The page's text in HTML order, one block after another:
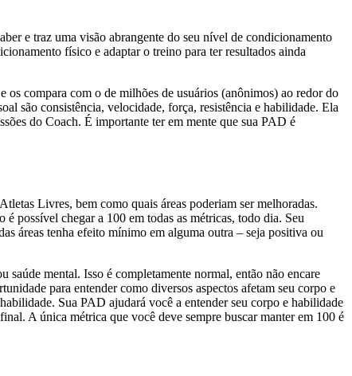
e traz uma visão abrangente do seu nível de condicionamento
físico e adaptar o treino para ter resultados ainda
compara com o de milhões de usuários (anônimos) ao redor do
são consistência, velocidade, força, resistência e habilidade. Ela
do Coach. É importante ter em mente que sua PAD é
Livres, bem como quais áreas poderiam ser melhoradas.
possível chegar a 100 em todas as métricas, todo dia. Seu
áreas tenha efeito mínimo em alguma outra – seja positiva ou
mental. Isso é completamente normal, então não encare
para entender como diversos aspectos afetam seu corpo e
Sua PAD ajudará você a entender seu corpo e habilidade
A única métrica que você deve sempre buscar manter em 100 é